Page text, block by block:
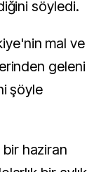
söyledi.
mal ve
geleni
şöyle
haziran